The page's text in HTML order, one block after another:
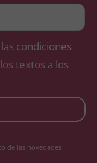
condiciones
textos a los
de las novedades